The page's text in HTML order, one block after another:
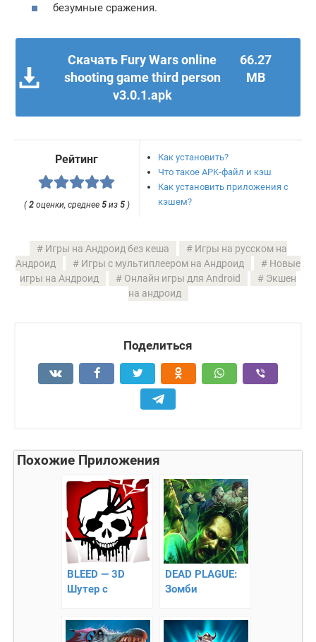
безумные сражения.
Скачать Fury Wars online
shooting game third person
v3.0.1.apk
66.27
MB
Рейтинг
( 2оценки, среднее 5из 5)
Как установить?
Что такое APK-файл и кэш
Как установить приложения с
кэшем?
Игры на Андроид без кеша
Игры на русском на
Андроид
Игры с мультиплеером на Андроид
Новые
игры на Андроид
Онлайн игры для Android
Экшен
на андроид
Поделиться
Похожие Приложения
BLEED — 3D
Шутер c
DEAD PLAGUE:
Зомби